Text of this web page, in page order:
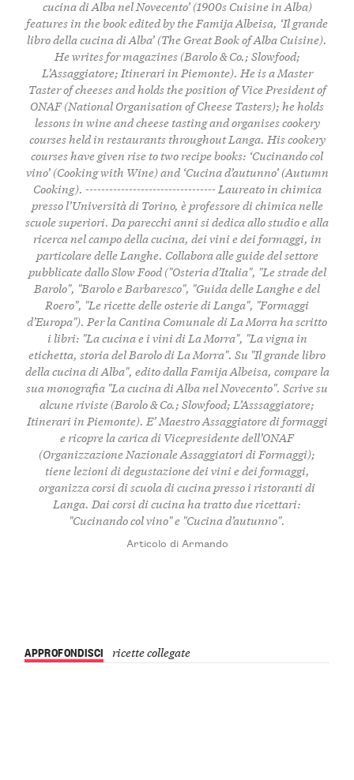
cucina di Alba nel Novecento’ (1900s Cuisine in Alba)
features in the book edited by the Famija Albeisa, ‘Il grande
libro della cucina di Alba’ (The Great Book of Alba Cuisine).
He writes for magazines (Barolo & Co.; Slowfood;
L’Assaggiatore; Itinerari in Piemonte). He is a Master
Taster of cheeses and holds the position of Vice President of
ONAF (National Organisation of Cheese Tasters); he holds
lessons in wine and cheese tasting and organises cookery
courses held in restaurants throughout Langa. His cookery
courses have given rise to two recipe books: ‘Cucinando col
vino’ (Cooking with Wine) and ‘Cucina d’autunno’ (Autumn
Cooking). --------------------------------- Laureato in chimica
presso l’Università di Torino, è professore di chimica nelle
scuole superiori. Da parecchi anni si dedica allo studio e alla
ricerca nel campo della cucina, dei vini e dei formaggi, in
particolare delle Langhe. Collabora alle guide del settore
pubblicate dallo Slow Food ("Osteria d’Italia", "Le strade del
Barolo", "Barolo e Barbaresco", "Guida delle Langhe e del
Roero", "Le ricette delle osterie di Langa", "Formaggi
d’Europa"). Per la Cantina Comunale di La Morra ha scritto
i libri: "La cucina e i vini di La Morra", "La vigna in
etichetta, storia del Barolo di La Morra". Su "Il grande libro
della cucina di Alba", edito dalla Famija Albeisa, compare la
sua monografia "La cucina di Alba nel Novecento". Scrive su
alcune riviste (Barolo & Co.; Slowfood; L’Asssaggiatore;
Itinerari in Piemonte). E’ Maestro Assaggiatore di formaggi
e ricopre la carica di Vicepresidente dell’ONAF
(Organizzazione Nazionale Assaggiatori di Formaggi);
tiene lezioni di degustazione dei vini e dei formaggi,
organizza corsi di scuola di cucina presso i ristoranti di
Langa. Dai corsi di cucina ha tratto due ricettari:
"Cucinando col vino" e "Cucina d’autunno".
Articolo di Armando
APPROFONDISCI ricette collegate